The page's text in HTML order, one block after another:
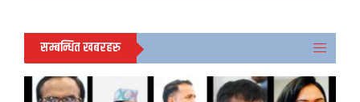
सम्बन्धित खबरहरु